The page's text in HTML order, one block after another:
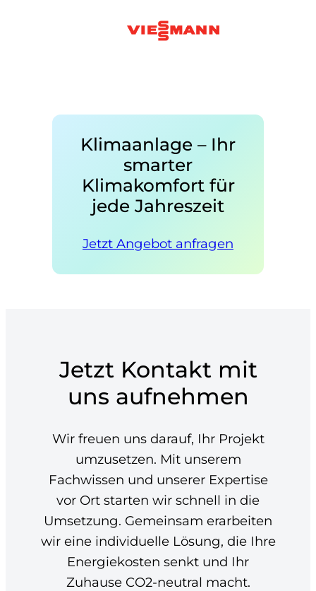
Klimaanlage – Ihr
smarter
Klimakomfort für
jede Jahreszeit
Jetzt Angebot anfragen
Jetzt Kontakt mit
uns aufnehmen
Wir freuen uns darauf, Ihr Projekt
umzusetzen. Mit unserem
Fachwissen und unserer Expertise
vor Ort starten wir schnell in die
Umsetzung. Gemeinsam erarbeiten
wir eine individuelle Lösung, die Ihre
Energiekosten senkt und Ihr
Zuhause CO2-neutral macht.